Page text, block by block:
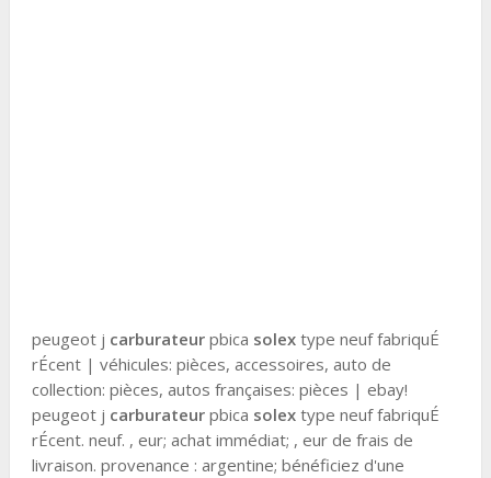
peugeot j carburateurpbica solextype neuf fabriquÉ
rÉcent | véhicules: pièces, accessoires, auto de
collection: pièces, autos françaises: pièces | ebay!
peugeot j carburateurpbica solextype neuf fabriquÉ
rÉcent. neuf. , eur; achat immédiat; , eur de frais de
livraison. provenance : argentine; bénéficiez d'une